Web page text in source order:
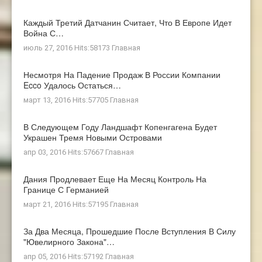
Каждый Третий Датчанин Считает, Что В Европе Идет
Война С…
июль 27, 2016 Hits:58173 Главная
Несмотря На Падение Продаж В России Компании
Ecco Удалось Остаться…
март 13, 2016 Hits:57705 Главная
В Следующем Году Ландшафт Копенгагена Будет
Украшен Тремя Новыми Островами
апр 03, 2016 Hits:57667 Главная
Дания Продлевает Еще На Месяц Контроль На
Границе С Германией
март 21, 2016 Hits:57195 Главная
За Два Месяца, Прошедшие После Вступления В Силу
"ювелирного Закона"…
апр 05, 2016 Hits:57192 Главная